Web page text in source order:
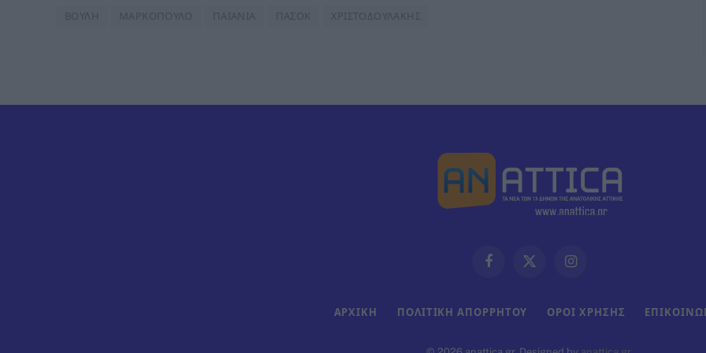
ΒΟΥΛΗ ΜΑΡΚΟΠΟΥΛΟ ΠΑΙΑΝΙΑ ΠΑΣΟΚ ΧΡΙΣΤΟΔΟΥΛΑΚΗΣ
FacebookX
Instagram
ΑΡΧΙΚΗ ΠΟΛΙΤΙΚΗ ΑΠΟΡΡΗΤΟΥ ΟΡΟΙ ΧΡΗΣΗΣ